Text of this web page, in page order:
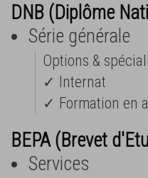
DNB (Diplôme
Série générale
Options &
✓ Internat
✓ Formation en
BEPA (Brevet
Services